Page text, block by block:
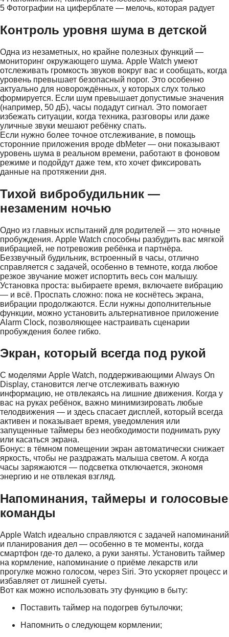
5 Фотографии на циферблате — мелочь, которая радует
Контроль уровня шума в детской
Одна из незаметных, но крайне полезных функций —
мониторинг окружающего шума. Apple Watch умеют
отслеживать громкость звуков вокруг вас и сообщать, когда
уровень превышает безопасный порог. Это особенно
актуально для новорождённых, у которых слух только
формируется. Если шум превышает допустимые значения
(например, 50 дБ), часы подадут сигнал. Это помогает
избежать ситуации, когда техника, разговоры или даже
уличные звуки мешают ребёнку спать.
Если нужно более точное отслеживание, в помощь
сторонние приложения вроде dbMeter — они показывают
уровень шума в реальном времени, работают в фоновом
режиме и подойдут даже тем, кто хочет фиксировать
данные на протяжении дня.
Тихой вибробудильник —
незаменим ночью
Одно из главных испытаний для родителей — это ночные
пробуждения. Apple Watch способны разбудить вас мягкой
вибрацией, не потревожив ребёнка и партнёра.
Беззвучный будильник, встроенный в часы, отлично
справляется с задачей, особенно в темноте, когда любое
резкое звучание может испортить весь сон малышу.
Установка проста: выбираете время, включаете вибрацию
— и всё. Проспать сложно: пока не коснётесь экрана,
вибрации продолжаются. Если нужны дополнительные
функции, можно установить альтернативное приложение
Alarm Clock, позволяющее настраивать сценарии
пробуждения более гибко.
Экран, который всегда под рукой
С моделями Apple Watch, поддерживающими Always On
Display, становится легче отслеживать важную
информацию, не отвлекаясь на лишние движения. Когда у
вас на руках ребёнок, важно минимизировать любые
телодвижения — и здесь спасает дисплей, который всегда
активен и показывает время, уведомления или
запущенные таймеры без необходимости поднимать руку
или касаться экрана.
Бонус: в тёмном помещении экран автоматически снижает
яркость, чтобы не раздражать малыша светом. А когда
часы заряжаются — подсветка отключается, экономя
энергию и не отвлекая взгляд.
Напоминания, таймеры и голосовые
команды
Apple Watch идеально справляются с задачей напоминаний
и планирования дел — особенно в те моменты, когда
смартфон где-то далеко, а руки заняты. Установить таймер
на кормление, напоминание о приёме лекарств или
прогулке можно голосом, через Siri. Это ускоряет процесс и
избавляет от лишней суеты.
Вот как можно использовать эту функцию в быту:
Поставить таймер на подогрев бутылочки;
Напомнить о следующем кормлении;